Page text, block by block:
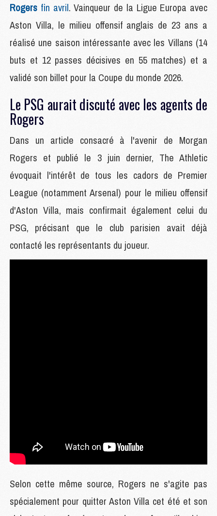
Rogers fin avril. Vainqueur de la Ligue Europa avec
Aston Villa, le milieu offensif anglais de 23 ans a
réalisé une saison intéressante avec les Villans (14
buts et 12 passes décisives en 55 matches) et a
validé son billet pour la Coupe du monde 2026.
Le PSG aurait discuté avec les agents de
Rogers
Dans un article consacré à l'avenir de Morgan
Rogers et publié le 3 juin dernier, The Athletic
évoquait l'intérêt de tous les cadors de Premier
League (notamment Arsenal) pour le milieu offensif
d'Aston Villa, mais confirmait également celui du
PSG, précisant que le club parisien avait déjà
contacté les représentants du joueur.
Selon cette même source, Rogers ne s'agite pas
spécialement pour quitter Aston Villa cet été et son